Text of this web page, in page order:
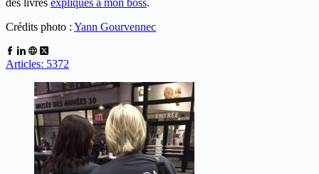
Crédits photo : Yann Gourvennec
Articles: 5372